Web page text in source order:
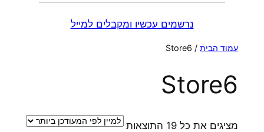
נרשמים עכשיו ומקבלים למייל
עמוד הבית/ Store6
Store6
מציגים את כל ⁦19⁩ התוצאות
ממוין